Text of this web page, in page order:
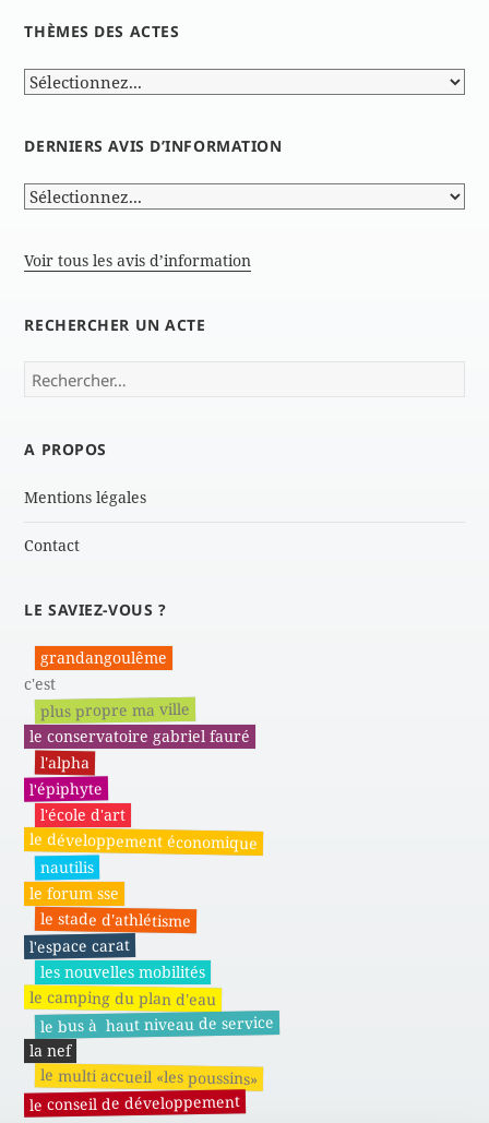
THÈMES DES ACTES
DERNIERS AVIS D’INFORMATION
Voir tous les avis d’information
RECHERCHER UN ACTE
Rechercher :
A PROPOS
Mentions légales
Contact
LE SAVIEZ-VOUS ?
grandangoulême
c'est
plus propre ma ville
le conservatoire gabriel fauré
l'alpha
l'épiphyte
l'école d'art
le développement économique
nautilis
le forum sse
le stade d'athlétisme
l'espace carat
les nouvelles mobilités
le camping du plan d'eau
le bus à haut niveau de service
la nef
le multi accueil «les poussins»
le conseil de développement